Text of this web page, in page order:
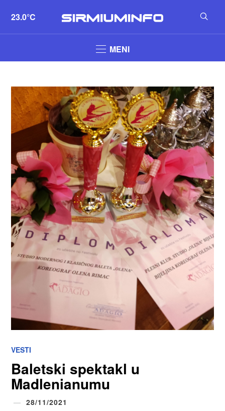
23.0°C
MENI
VESTI
Baletski spektakl u
Madlenianumu
28/11/2021